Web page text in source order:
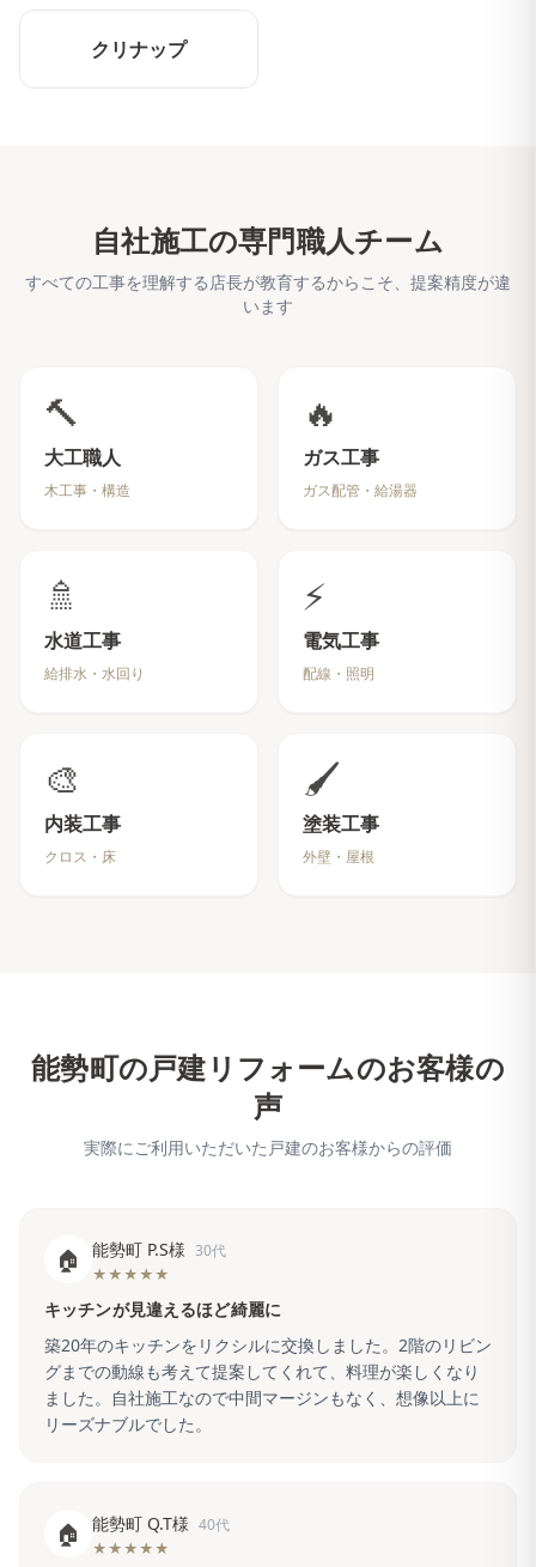
クリナップ
自社施工の専門職人チーム
すべての工事を理解する店長が教育するからこそ、提案精度が違
います
🔨
大工職人
木工事・構造
🔥
ガス工事
ガス配管・給湯器
🚿
水道工事
給排水・水回り
⚡
電気工事
配線・照明
🎨
内装工事
クロス・床
🖌️
塗装工事
外壁・屋根
能勢町の戸建リフォームのお客様の
声
実際にご利用いただいた戸建のお客様からの評価
🏠 能勢町 P.S様 30代
★★★★★
キッチンが見違えるほど綺麗に
築20年のキッチンをリクシルに交換しました。2階のリビン
グまでの動線も考えて提案してくれて、料理が楽しくなり
ました。自社施工なので中間マージンもなく、想像以上に
リーズナブルでした。
🏠 能勢町 Q.T様 40代
★★★★★